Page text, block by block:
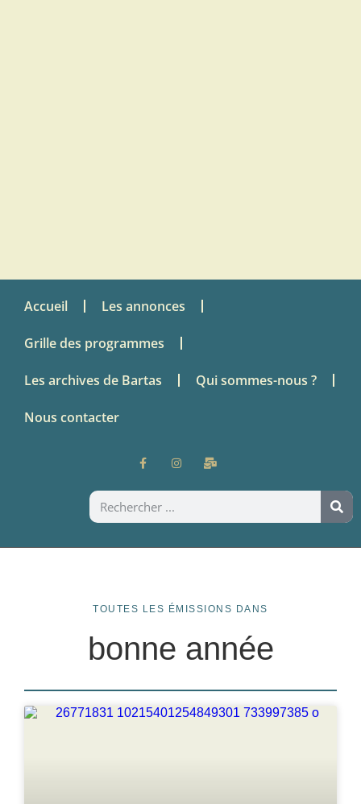
Accueil Les annonces
Grille des programmes
Les archives de Bartas Qui sommes-nous ?
Nous contacter
TOUTES LES ÉMISSIONS DANS
bonne année